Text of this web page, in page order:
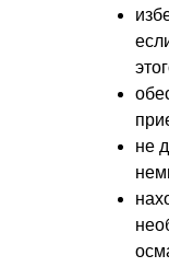
не